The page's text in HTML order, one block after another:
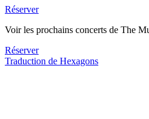
Réserver
Voir les prochains concerts de The
Réserver
Traduction de Hexagons